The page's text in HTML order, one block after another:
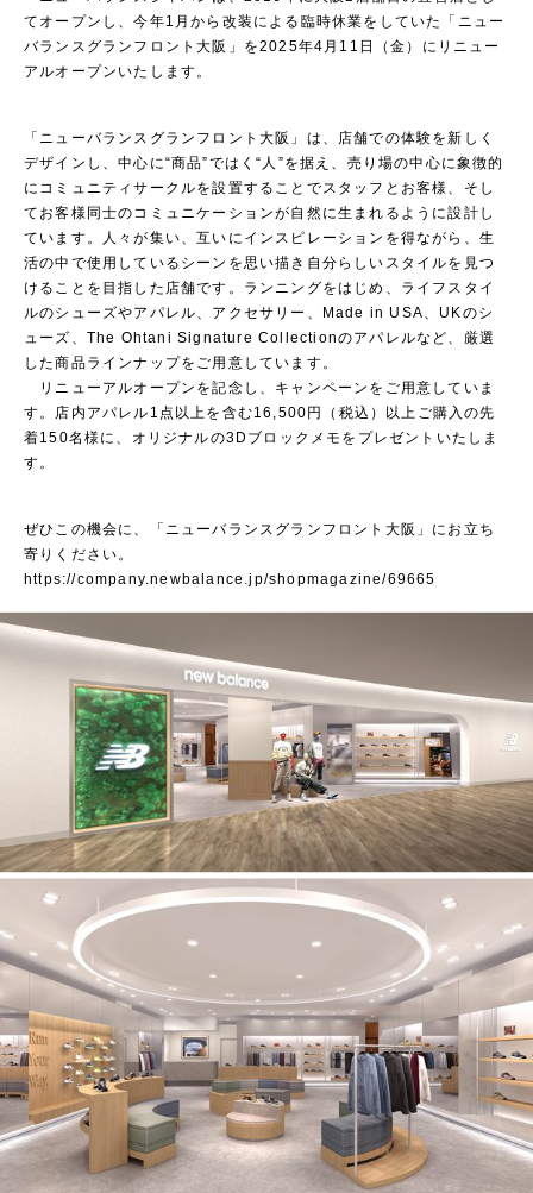
てオープンし、今年1月から改装による臨時休業をしていた「ニュー
バランスグランフロント大阪」を2025年4月11日（金）にリニュー
アルオープンいたします。
「ニューバランスグランフロント大阪」は、店舗での体験を新しく
デザインし、中心に“商品”ではく“人”を据え、売り場の中心に象徴的
にコミュニティサークルを設置することでスタッフとお客様、そし
てお客様同士のコミュニケーションが自然に生まれるように設計し
ています。人々が集い、互いにインスピレーションを得ながら、生
活の中で使用しているシーンを思い描き自分らしいスタイルを見つ
けることを目指した店舗です。ランニングをはじめ、ライフスタイ
ルのシューズやアパレル、アクセサリー、Made in USA、UKのシ
ューズ、The Ohtani Signature Collectionのアパレルなど、厳選
した商品ラインナップをご用意しています。
リニューアルオープンを記念し、キャンペーンをご用意していま
す。店内アパレル1点以上を含む16,500円（税込）以上ご購入の先
着150名様に、オリジナルの3Dブロックメモをプレゼントいたしま
す。
ぜひこの機会に、「ニューバランスグランフロント大阪」にお立ち
寄りください。
https://company.newbalance.jp/shopmagazine/69665